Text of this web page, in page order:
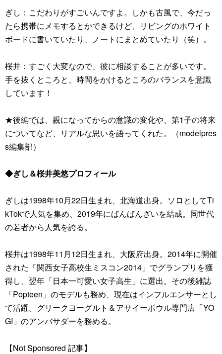
ぎし：こだわりがすごいんですよ。しかも古風で、今だっ
たら携帯にメモするとかできるけど、リビングのホワイト
ボードに書いていたり、ノートにまとめていたり（笑）。
桜井：すごく大変なので、彼に相談することが多いです。
手を抜くところと、時間をかけるところのバランスを意識
しています！
★後編では、親になってからの意識の変化や、第1子の将来
についてなど、リアルな思いを語ってくれた。（modelpres
s編集部）
◆ぎし＆桜井美悠プロフィール
ぎしは1998年10月22日生まれ、北海道出身。ソロとしてTi
kTokで人気を集め、2019年にばんばんざいを結成。同世代
の若者から人気を誇る。
桜井は1998年11月12日生まれ、大阪府出身。2014年に開催
された「関西女子高校生ミスコン2014」でグランプリを獲
得し、翌年「日本一可愛い女子高生」に選出。その後雑誌
「Popteen」のモデルも務め、現在はインフルエンサーとし
て活躍。グリークヨーグルト＆アサイーボウル専門店「YO
GI」のアンバサダーを務める。
【Not Sponsored 記事】